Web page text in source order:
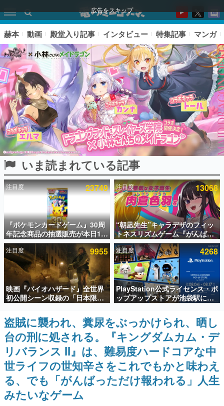
広告をスキップ
ピックアップ
電ファミのいま読まれている記事ランキング
アプリセール情報
インタビュー
連載・特集一覧
殿堂入り記事
SNS拡散数が数千以上！ ページビュー数万以上！ などな
ど。多くの人々に読まれた、電ファミ渾身の“殿堂入り”記
事をまとめました。
ゲームの企画書
名作ゲームクリエイターの方々に製作時のエピソードをお
聞きし、ヒットする企画（ゲーム）とは何か？を探ってい
きます。
赫本
この物語を解いてはいけない。『赫本』は、〈試験問題〉
の形をした短編ホラー小説集です。
新世代に訊く
赫本 動画 殿堂入り記事 インタビュー 特集記事 マンガ
いま読まれている記事
注目度 23749
『ポケモンカードゲーム』30周
年記念商品の抽選販売が本日12
時より開始。拡張パック「30th
CELEBRATION」のボックス
に、「プレミアムデッキセット
エーフィ・ブラッキー」
「FUTURISTIC BOX」の計3商
品
注目度 13068
“朝凪先生”キャラデザのフィッ
トネスリズムゲーム『がんば
れ！チアリズム』Steamストア
ページが公開。キャラクターの
CVは陽向葵ゅかさん
注目度 9955
映画『バイオハザード』全世界
初公開シーン収録の「日本限
定」予告映像が解禁。バイオの
日（8月10日）にあわせて、
「ラクーンシティ総合病院」へ
行く配達人の姿が披露
注目度 4268
PlayStation公式ライセンス・ポ
ップアップストアが池袋駅にて
期間限定で開催。夏のアパレル
や『ブラッドボーン』の新作ア
イテムが登場
盗賊に襲われ、糞尿をぶっかけられ、晒し
台の刑に処される。『キングダムカム・デ
リバランス II』は、難易度ハードコアな中
世ライフの世知辛さをこれでもかと味わえ
る、でも「がんばっただけ報われる」人生
みたいなゲーム